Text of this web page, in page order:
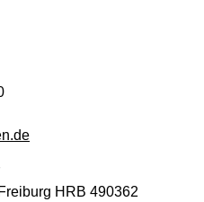
HRB 490362